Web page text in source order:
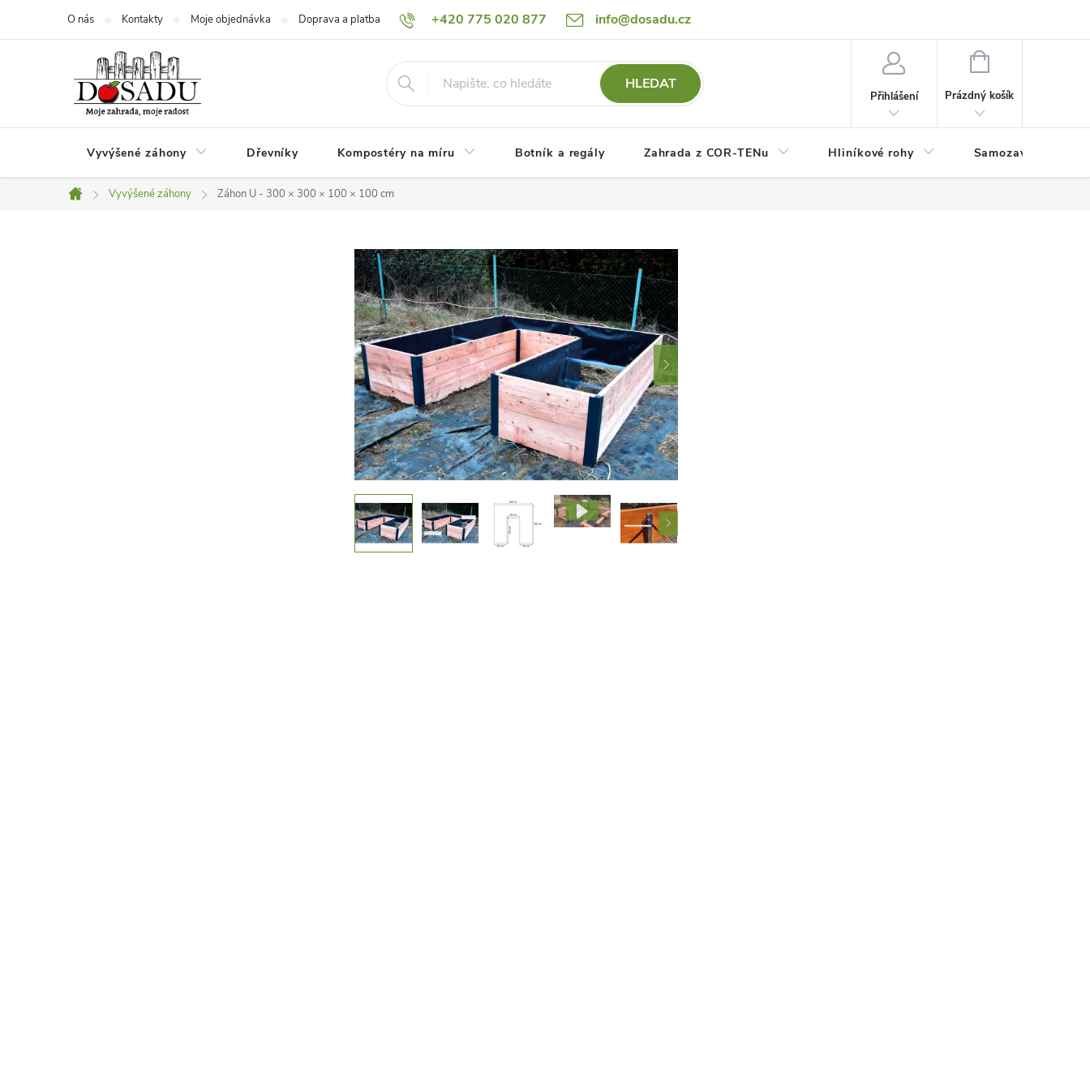
+420 775 020 877 info@dosadu.cz
O nás Kontakty Moje objednávka Doprava a platba Reklamace a vrácení zboží Blog Fotogalerie Návody
HLEDAT
Přihlášení
NÁKUPNÍ
Prázdný košík
Vyvýšené záhony Dřevníky Kompostéry na míru Botník a regály Zahrada z COR-TENu Hliníkové rohy Samozavlažovací
Domů
Vyvýšené záhony Záhon U - 300 × 300 × 100 × 100 cm